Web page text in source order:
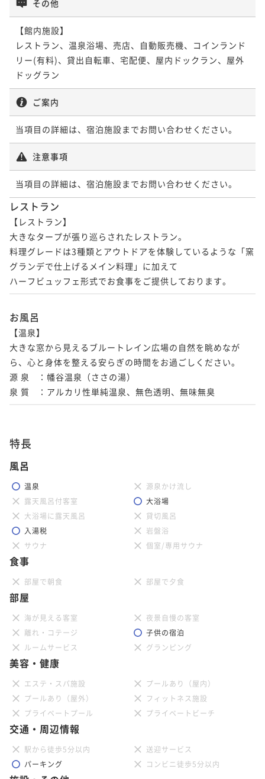
【お盆限定プラン】≪8/8-8/15限定≫夏本番！愛犬と
避暑地の自然を満喫＜〇お盆限定＞
ポイント即利用で最大5％OFF
¥52,800~
二食付き 現地決済可 事前決済可
IN 15:00 - 18:00 OUT10:00
¥48,400~
2名 ¥ 45,980 ~
その他
【館内施設】
レストラン、温泉浴場、売店、自動販売機、コインランド
リー(有料)、貸出自転車、宅配便、屋内ドックラン、屋外
ドッグラン
ご案内
当項目の詳細は、宿泊施設までお問い合わせください。
注意事項
当項目の詳細は、宿泊施設までお問い合わせください。
レストラン
【レストラン】
大きなタープが張り巡らされたレストラン。
料理グレードは3種類とアウトドアを体験しているような「窯
グランデで仕上げるメイン料理」に加えて
ハーフビュッフェ形式でお食事をご提供しております。
お風呂
【温泉】
大きな窓から見えるブルートレイン広場の自然を眺めなが
ら、心と身体を整える安らぎの時間をお過ごしください。
源 泉	：幡谷温泉（ささの湯）
特長
風呂
温泉
源泉かけ流し
露天風呂付客室
大浴場
大浴場に露天風呂
貸切風呂
入湯税
岩盤浴
サウナ
個室/専用サウナ
食事
部屋で朝食 部屋で夕食
部屋
海が見える客室
夜景自慢の客室
離れ・コテージ
子供の宿泊
ルームサービス
グランピング
美容・健康
エステ・スパ施設
プールあり（屋内）
プールあり（屋外）
フィットネス施設
プライベートプール
プライベートビーチ
交通・周辺情報
駅から徒歩5分以内
送迎サービス
パーキング
コンビニ徒歩5分以内